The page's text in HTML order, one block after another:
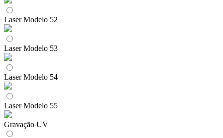
Laser Modelo 52
Laser Modelo 53
Laser Modelo 54
Laser Modelo 55
Gravação UV